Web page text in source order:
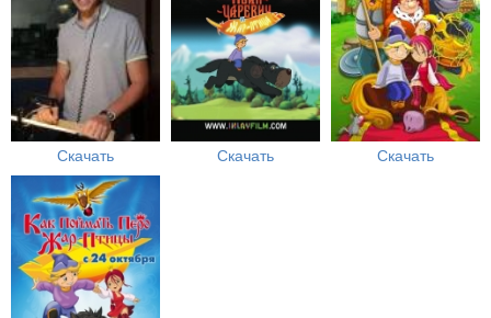
Скачать Скачать Скачать